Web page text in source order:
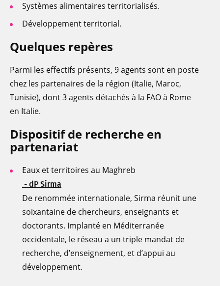
Systèmes alimentaires territorialisés.
Développement territorial.
Quelques repères
Parmi les effectifs présents, 9 agents sont en poste
chez les partenaires de la région (Italie, Maroc,
Tunisie), dont 3 agents détachés à la FAO à Rome
en Italie.
Dispositif de recherche en
partenariat
Eaux et territoires au Maghreb
- dP Sirma
De renommée internationale, Sirma réunit une
soixantaine de chercheurs, enseignants et
doctorants. Implanté en Méditerranée
occidentale, le réseau a un triple mandat de
recherche, d’enseignement, et d’appui au
développement.